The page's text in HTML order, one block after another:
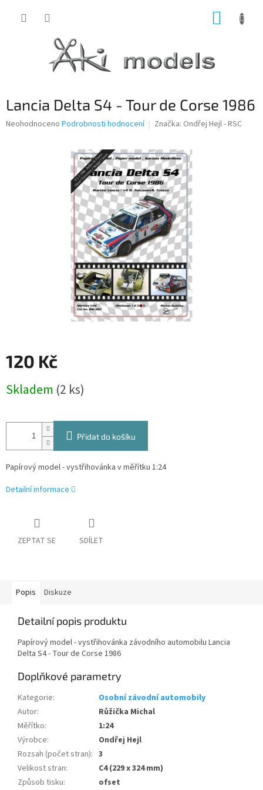
Lancia Delta S4 - Tour de Corse 1986
Průměrné
Neohodnoceno Podrobnosti hodnocení Značka: Ondřej Hejl - RSC
120 Kč
cena:
Skladem (2 ks)
Přidat do košíku
Papírový model - vystřihovánka v měřítku 1:24
Detailní informace
ZEPTAT SE SDÍLET
Popis Diskuze
Detailní popis produktu
Papírový model - vystřihovánka závodního automobilu Lancia
Delta S4 - Tour de Corse 1986
Doplňkové parametry
Kategorie:
Osobní závodní automobily
Autor:
Růžička Michal
Měřítko:
1:24
Výrobce:
Ondřej Hejl
Rozsah (počet stran): 3
Velikost stran:
C4 (229 x 324 mm)
Způsob tisku: ofset